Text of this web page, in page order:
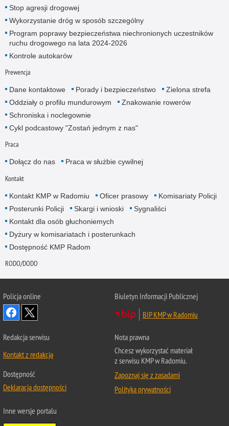
Stop agresji drogowej
Wykorzystanie dróg w sposób szczególny
Program poprawy bezpieczeństwa niechronionych uczestników
ruchu drogowego na lata 2024-2026
Kontrole autokarów
Prewencja
Dane kontaktowe Porady i bezpieczeństwo
Zielona strefa
Oddziały o profilu mundurowym
Znakowanie rowerów
Schroniska i noclegownie
Cykl podcastowy "Zostań jednym z nas"
Praca
Dołącz do nas Praca w służbie cywilnej
Kontakt
Kontakt KMP w Radomiu Oficer prasowy
Komisariaty Policji
Posterunki Policji
Skargi i wnioski
Sygnaliści
Kontakt dla osób głuchoniemych
Dyżury w komisariatach i posterunkach
Dostępność KMP Radom
RODO/DODO
Policja online
Biuletyn Informacji Publicznej
BIP KMP w Radomiu
Redakcja serwisu
Kontakt z redakcją
Dostępność
Deklaracja dostępności
Nota prawna
Chcesz wykorzystać materiał
z serwisu KMP w Radomiu.
Zapoznaj się z zasadami
Polityka prywatności
Inne wersje portalu